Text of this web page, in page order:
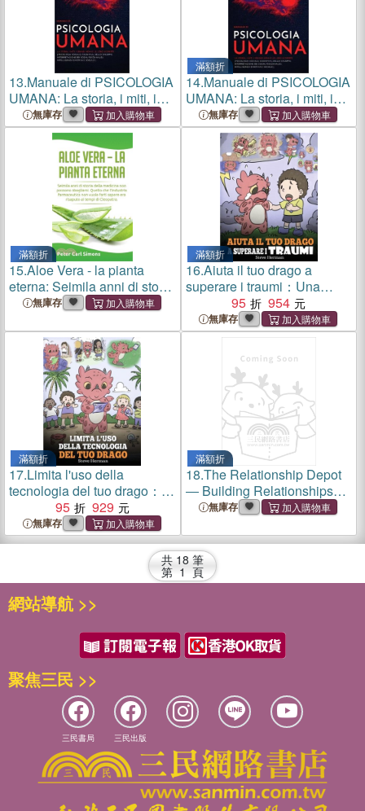
13.Manuale di PSICOLOGIA
UMANA: La storia, i miti, i
grandi nomi e le loro
scoperte - Psicologia
Cognitiva e dello Sviluppo;
Psicoanalisi; Interpretaz
無庫存
滿額折
14.Manuale di PSICOLOGIA
UMANA: La storia, i miti, i
grandi nomi e le loro
scoperte - Psicologia
Cognitiva e dello Sviluppo;
Psicoanalisi; Interpretaz
無庫存
滿額折
15.Aloe Vera - la pianta
eterna: Seimila anni di storia
della medicina non possono
l'industria farmaceutica non
vuole farti sape
無庫存
滿額折
16.Aiuta il tuo drago a
superare i traumi：Una
simpatica storia per bambini,
per aiutarli a comprendere e
superare gli eventi
traumatici.
95 954
無庫存
滿額折
17.Limita l'uso della
tecnologia del tuo drago：
Aiuta il tuo drago a limitare il
tempo passato davanti allo
schermo. Una simpatica
insegnare loro a trovare un
sano equilibrio nell
95 929
無庫存
滿額折
18.The Relationship Depot
― Building Relationships
That Last a Lifetime
無庫存
共 18 筆
第 1 頁
網站導航 >>
聚焦三民 >>
三民書局 三民出版